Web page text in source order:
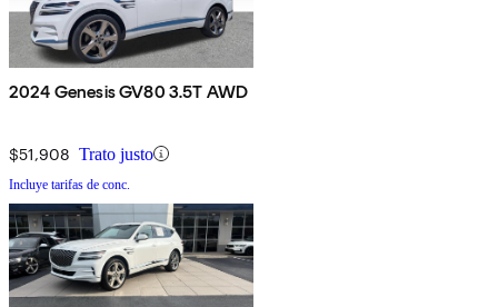
2024 Genesis GV80 3.5T AWD
$51,908 Trato justo
Incluye tarifas de conc.